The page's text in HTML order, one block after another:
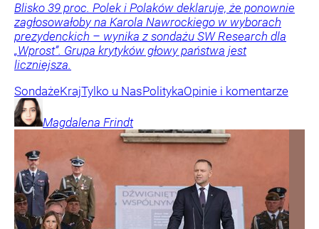
Blisko 39 proc. Polek i Polaków deklaruje, że ponownie
zagłosowałoby na Karola Nawrockiego w wyborach
prezydenckich – wynika z sondażu SW Research dla
„Wprost”. Grupa krytyków głowy państwa jest
liczniejsza.
SondażeKrajTylko u NasPolitykaOpinie i komentarze
Magdalena Frindt